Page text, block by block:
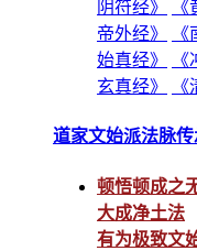
阴符经》
帝外经》
始真经》
玄真经》
道家文始派法脉传
顿悟顿成之
大成净土法
有为极致文